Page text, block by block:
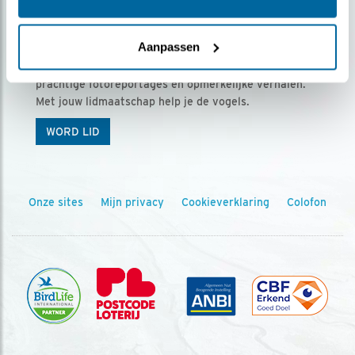
Aanpassen
Ontvang 5 x Vogels voor € 36,00 per jaar
Vogels is het tijdschrift voor onze leden, met
prachtige fotoreportages en opmerkelijke verhalen.
Met jouw lidmaatschap help je de vogels.
WORD LID
Onze sites Mijn privacy Cookieverklaring Colofon